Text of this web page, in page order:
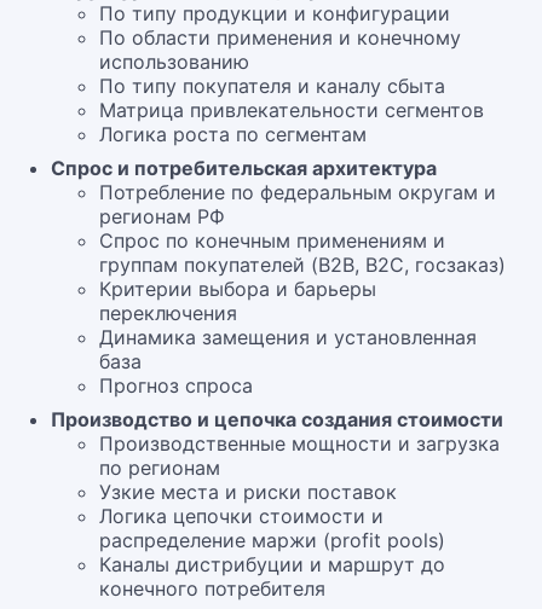
По типу продукции и конфигурации
По области применения и конечному
использованию
По типу покупателя и каналу сбыта
Матрица привлекательности сегментов
Логика роста по сегментам
Спрос и потребительская архитектура
Потребление по федеральным округам и
регионам РФ
Спрос по конечным применениям и
группам покупателей (B2B, B2C, госзаказ)
Критерии выбора и барьеры
переключения
Динамика замещения и установленная
база
Прогноз спроса
Производство и цепочка создания стоимости
Производственные мощности и загрузка
по регионам
Узкие места и риски поставок
Логика цепочки стоимости и
распределение маржи (profit pools)
Каналы дистрибуции и маршрут до
конечного потребителя